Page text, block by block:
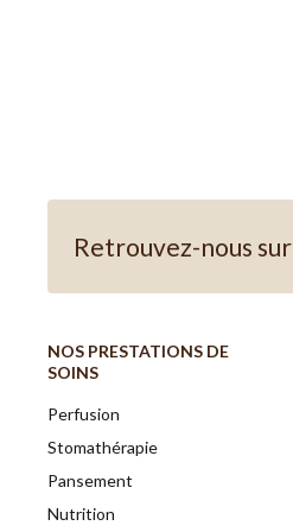
Retrouvez-nous sur
NOS PRESTATIONS DE
SOINS
Perfusion
Stomathérapie
Pansement
Nutrition